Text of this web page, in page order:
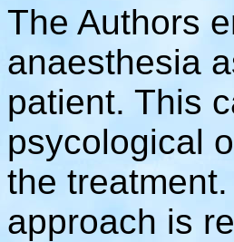
The Authors
anaesthesia
patient. This
psycological
the
approach is